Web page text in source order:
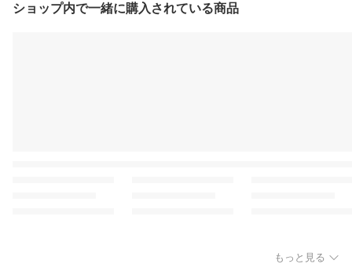
ショップ内で一緒に購入されている商品
もっと見る